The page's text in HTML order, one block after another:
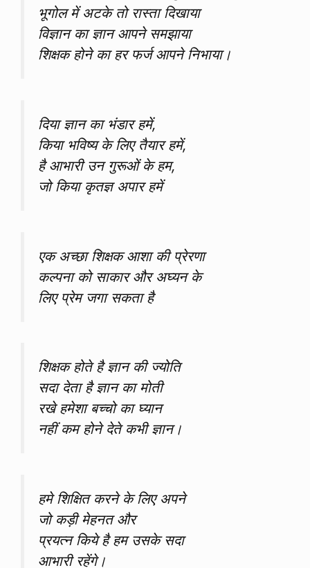
भूगोल में अटके तो रास्ता दिखाया
विज्ञान का ज्ञान आपने समझाया
शिक्षक होने का हर फर्ज आपने निभाया।
दिया ज्ञान का भंडार हमें,
किया भविष्य के लिए तैयार हमें,
है आभारी उन गुरूओं के हम,
जो किया कृतज्ञ अपार हमें
एक अच्छा शिक्षक आशा की प्रेरणा
कल्पना को साकार और अघ्यन के
लिए प्रेम जगा सकता है
शिक्षक होते है ज्ञान की ज्योति
सदा देता है ज्ञान का मोती
रखे हमेशा बच्चो का घ्यान
नहीं कम होने देते कभी ज्ञान।
हमे शिक्षित करने के लिए अपने
जो कड़ी मेहनत और
प्रयत्न किये है हम उसके सदा
आभारी रहेंगे।